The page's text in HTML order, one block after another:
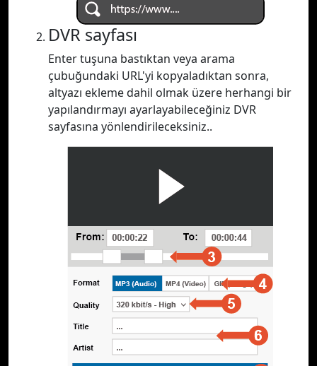
DVR sayfası
Enter tuşuna bastıktan veya arama
çubuğundaki URL'yi kopyaladıktan sonra,
altyazı ekleme dahil olmak üzere herhangi bir
yapılandırmayı ayarlayabileceğiniz DVR
sayfasına yönlendirileceksiniz..